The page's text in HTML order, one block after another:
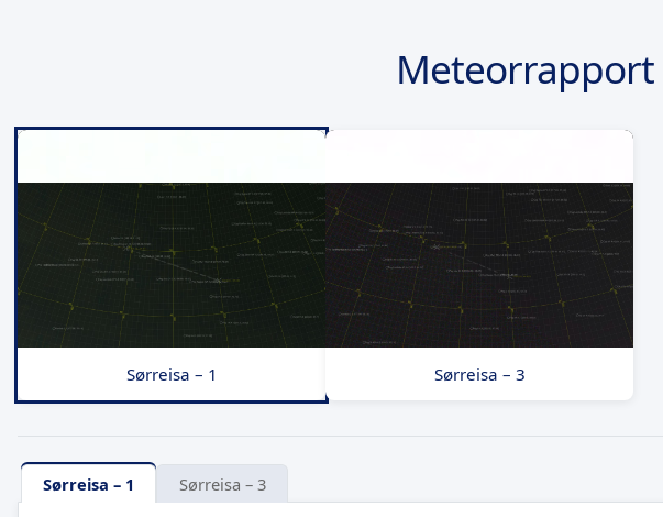
Meteorrapport
Sørreisa – 1 Sørreisa – 3
Sørreisa – 1 Sørreisa – 3